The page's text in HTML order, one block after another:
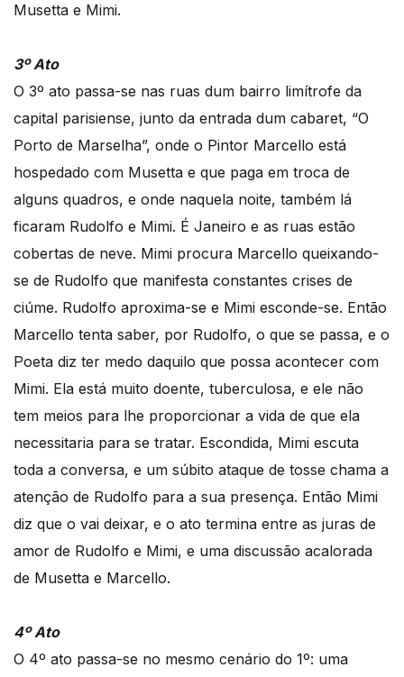
Musetta e Mimi.
3º Ato
O 3º ato passa-se nas ruas dum bairro limítrofe da
capital parisiense, junto da entrada dum cabaret, “O
Porto de Marselha”, onde o Pintor Marcello está
hospedado com Musetta e que paga em troca de
alguns quadros, e onde naquela noite, também lá
ficaram Rudolfo e Mimi. É Janeiro e as ruas estão
cobertas de neve. Mimi procura Marcello queixando-
se de Rudolfo que manifesta constantes crises de
ciúme. Rudolfo aproxima-se e Mimi esconde-se. Então
Marcello tenta saber, por Rudolfo, o que se passa, e o
Poeta diz ter medo daquilo que possa acontecer com
Mimi. Ela está muito doente, tuberculosa, e ele não
tem meios para lhe proporcionar a vida de que ela
necessitaria para se tratar. Escondida, Mimi escuta
toda a conversa, e um súbito ataque de tosse chama a
atenção de Rudolfo para a sua presença. Então Mimi
diz que o vai deixar, e o ato termina entre as juras de
amor de Rudolfo e Mimi, e uma discussão acalorada
de Musetta e Marcello.
4º Ato
O 4º ato passa-se no mesmo cenário do 1º: uma